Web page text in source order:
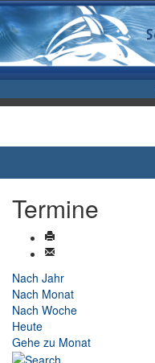
Termine
Nach Jahr
Nach Monat
Nach Woche
Heute
Gehe zu Monat